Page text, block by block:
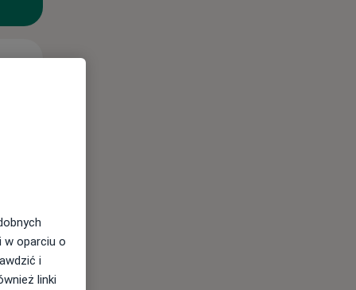
Wt,
w oparciu o
i
linki